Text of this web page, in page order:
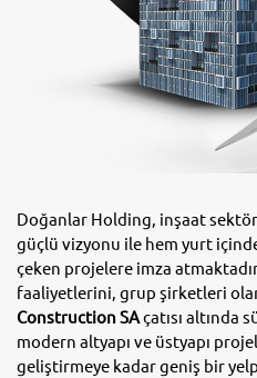
Doğanlar Holding, inşaat
güçlü vizyonu ile hem yurt
çeken projelere imza
faaliyetlerini, grup şirketleri
Construction SAçatısı altında
modern altyapı ve üstyapı
geliştirmeye kadar geniş bir